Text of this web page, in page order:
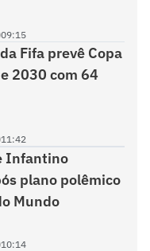
09:15
Fifa prevê Copa
2030 com 64
11:42
Infantino
plano polêmico
Mundo
10:14